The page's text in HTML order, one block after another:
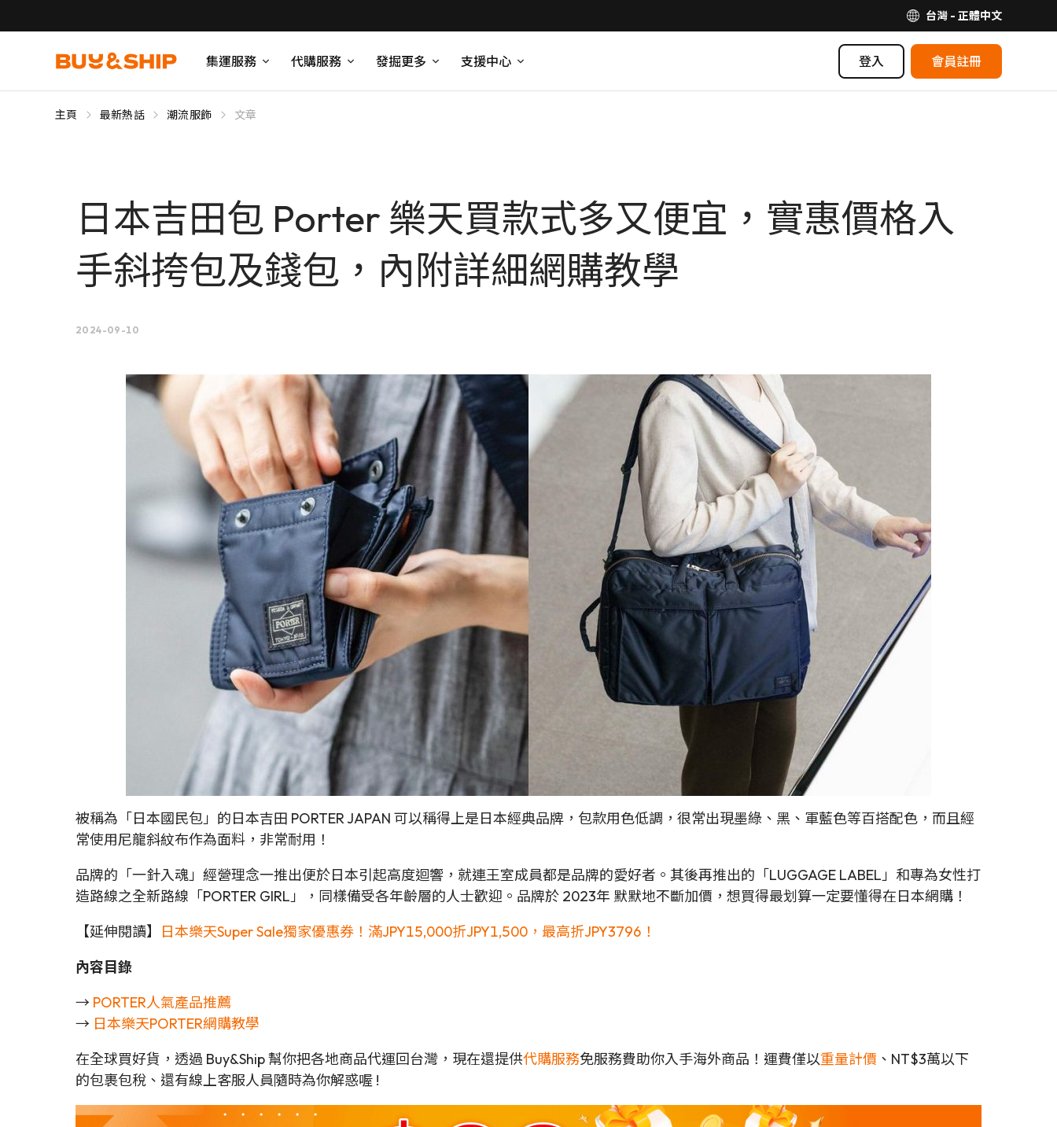
台灣 - 正體中文
集運服務 代購服務 發掘更多 支援中心 登入 會員註冊
主頁 最新熱話 潮流服飾 文章
日本吉田包 Porter 樂天買款式多又便宜，實惠價格入
手斜挎包及錢包，內附詳細網購教學
2024-09-10
被稱為「日本國民包」的日本吉田 PORTER JAPAN 可以稱得上是日本經典品牌，包款用色低調，很常出現墨綠、黑、軍藍色等百搭配色，而且經
常使用尼龍斜紋布作為面料，非常耐用！
品牌的「一針入魂」經營理念一推出便於日本引起高度迴響，就連王室成員都是品牌的愛好者。其後再推出的「LUGGAGE LABEL」和專為女性打
造路線之全新路線「PORTER GIRL」，同樣備受各年齡層的人士歡迎。品牌於 2023年 默默地不斷加價，想買得最划算一定要懂得在日本網購！
【延伸閱讀】
日本樂天Super Sale獨家優惠券！滿JPY15,000折JPY1,500，最高折JPY3796！
內容目錄
→ PORTER人氣產品推薦
→ 日本樂天PORTER網購教學
在全球買好貨，透過 Buy&Ship 幫你把各地商品代運回台灣，現在還提供代購服務免服務費助你入手海外商品！運費僅以重量計價 、NT$3萬以下
的包裹包稅、還有線上客服人員隨時為你解惑喔 !